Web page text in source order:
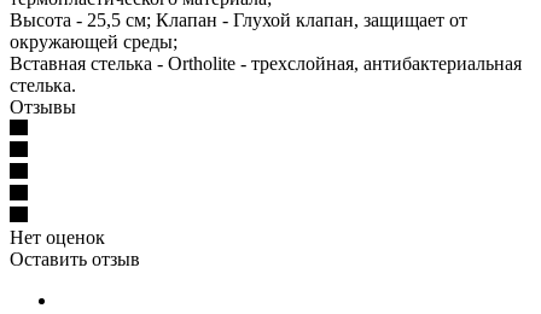
Высота - 25,5 см; Клапан - Глухой клапан, защищает от
окружающей среды;
Вставная стелька - Ortholite - трехслойная, антибактериальная
стелька.
Отзывы
Нет оценок
Оставить отзыв